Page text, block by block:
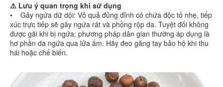
⚠️ Lưu ý quan trọng khi sử dụng
• Gây ngứa dữ dội: Vỏ quả đủng đỉnh có chứa độc tố nhẹ, tiếp
xúc trực tiếp sẽ gây ngứa rát và phồng rộp da. Tuyệt đối không
được gãi khi bị ngứa; phương pháp dân gian thường áp dụng là
hơ phần da ngứa qua lửa ấm. Hãy đeo găng tay bảo hộ khi thu
hái hoặc chế biến.